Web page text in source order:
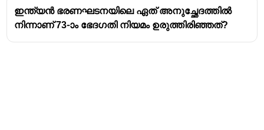
സാധിക്കും.
ഇന്ത്യൻ ഭരണഘടനയിലെ ഏത് അനുച്ഛേദത്തിൽ
നിന്നാണ് 73-ാം ഭേദഗതി നിയമം ഉരുത്തിരിഞ്ഞത്?